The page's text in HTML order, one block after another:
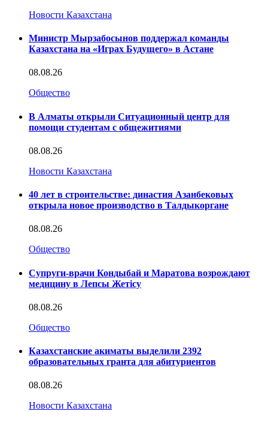
Новости Казахстана
Министр Мырзабосынов поддержал команды
Казахстана на «Играх Будущего» в Астане
08.08.26
Общество
В Алматы открыли Ситуационный центр для
помощи студентам с общежитиями
08.08.26
Новости Казахстана
40 лет в строительстве: династия Азанбековых
открыла новое производство в Талдыкоргане
08.08.26
Общество
Супруги-врачи Кондыбай и Маратова возрождают
медицину в Лепсы Жетісу
08.08.26
Общество
Казахстанские акиматы выделили 2392
образовательных гранта для абитуриентов
08.08.26
Новости Казахстана